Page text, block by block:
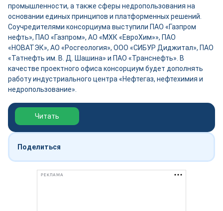
промышленности, а также сферы недропользования на
основании единых принципов и платформенных решений.
Соучредителями консорциума выступили ПАО «Газпром
нефть», ПАО «Газпром», АО «МХК «ЕвроХим»», ПАО
«НОВАТЭК», АО «Росгеология», ООО «СИБУР Диджитал», ПАО
«Татнефть им. В. Д. Шашина» и ПАО «Транснефть». В
качестве проектного офиса консорциум будет дополнять
работу индустриального центра «Нефтегаз, нефтехимия и
недропользование».
Обзор выставки Нефтегаз-2026
Читать
Поделиться
РЕКЛАМА